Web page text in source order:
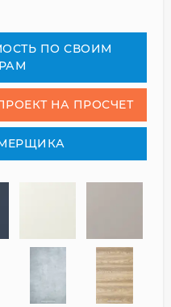
ПО СВОИМ
НА ПРОСЧЕТ